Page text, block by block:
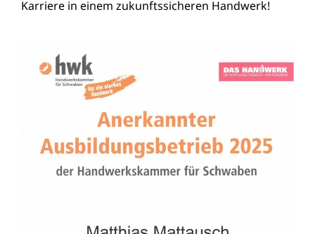
Karriere in einem zukunftssicheren Handwerk!